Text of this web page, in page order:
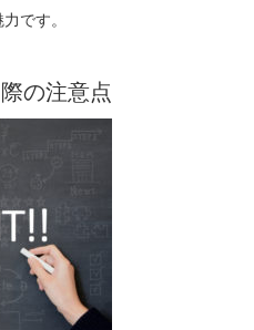
です。
の注意点